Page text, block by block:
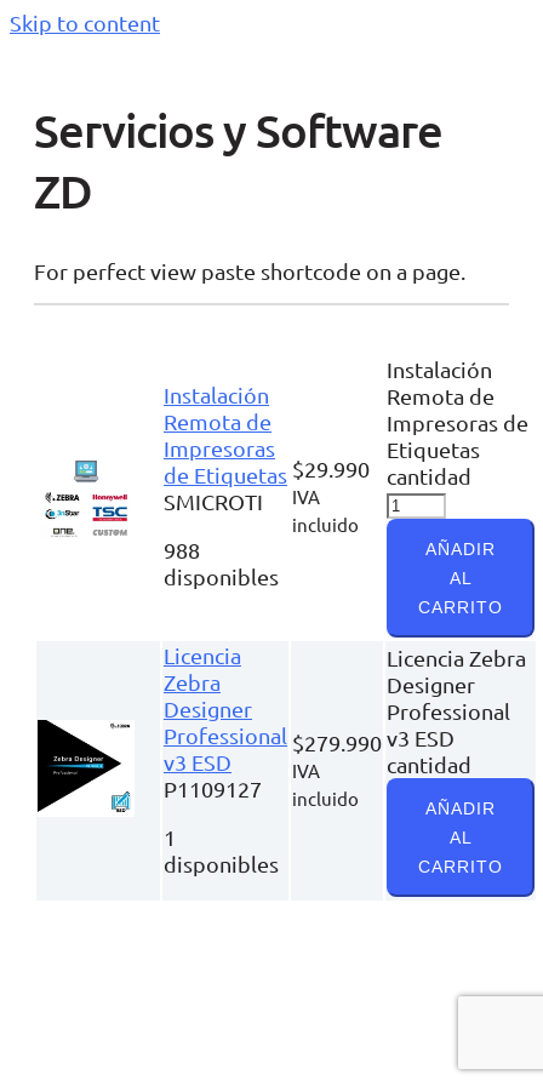
Skip to content
Servicios y Software
ZD
For perfect view paste shortcode on a page.
Instalación
Remota de
Impresoras
de Etiquetas
SMICROTI
988
disponibles
$29.990
IVA
incluido
Instalación
Remota de
Impresoras de
Etiquetas
cantidad
AÑADIR
AL
CARRITO
Licencia
Zebra
Designer
Professional
v3 ESD
P1109127
1
disponibles
$279.990
IVA
incluido
Licencia Zebra
Designer
Professional
v3 ESD
cantidad
AÑADIR
AL
CARRITO